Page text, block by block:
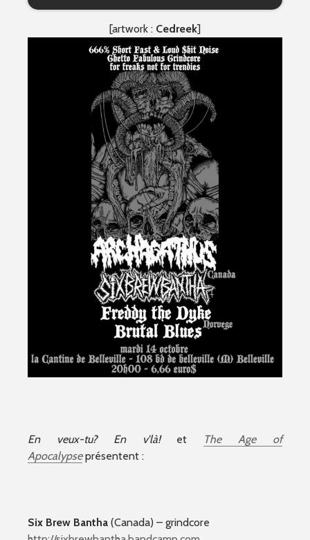
[artwork : Cedreek]
En veux-tu? En v’là!et
The Age of
Apocalypse présentent :
Six Brew Bantha (Canada) – grindcore